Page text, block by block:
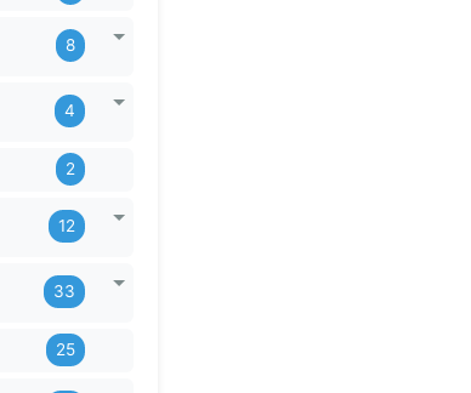
8
4
2
12
33
25